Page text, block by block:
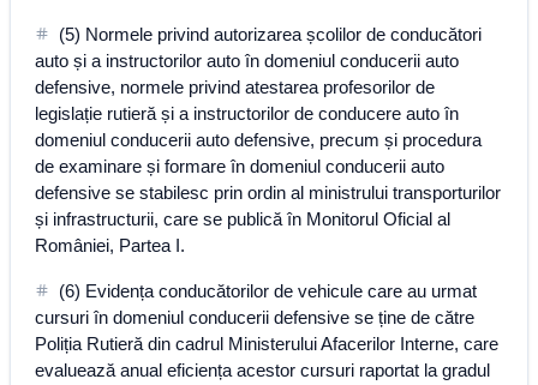
(5) Normele privind autorizarea școlilor de conducători
auto și a instructorilor auto în domeniul conducerii auto
defensive, normele privind atestarea profesorilor de
legislație rutieră și a instructorilor de conducere auto în
domeniul conducerii auto defensive, precum și procedura
de examinare și formare în domeniul conducerii auto
defensive se stabilesc prin ordin al ministrului transporturilor
și infrastructurii, care se publică în Monitorul Oficial al
României, Partea I.
(6) Evidența conducătorilor de vehicule care au urmat
cursuri în domeniul conducerii defensive se ține de către
Poliția Rutieră din cadrul Ministerului Afacerilor Interne, care
evaluează anual eficiența acestor cursuri raportat la gradul